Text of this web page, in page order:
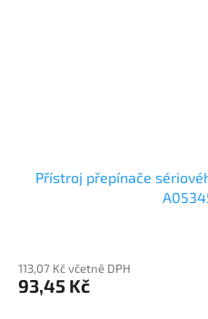
Přístroj přepínače
113,07 Kč včetně DPH
93,45 Kč